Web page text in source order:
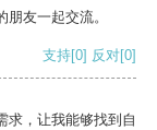
友一起交流。
支持[0] 反对[0]
求，让我能够找到自